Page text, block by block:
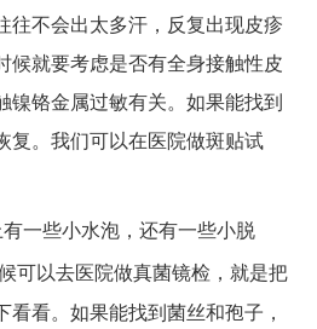
往不会出太多汗，反复出现皮疹
候就要考虑是否有全身接触性皮
镍铬金属过敏有关。如果能找到
复。我们可以在医院做斑贴试
一些小水泡，还有一些小脱
可以去医院做真菌镜检，就是把
看看。如果能找到菌丝和孢子，